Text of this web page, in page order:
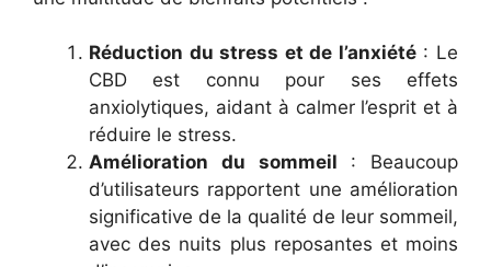
Réduction du stress et de l’anxiété: Le
CBD est connu pour ses effets
anxiolytiques, aidant à calmer l’esprit et à
réduire le stress.
Amélioration du sommeil : Beaucoup
d’utilisateurs rapportent une amélioration
significative de la qualité de leur sommeil,
avec des nuits plus reposantes et moins